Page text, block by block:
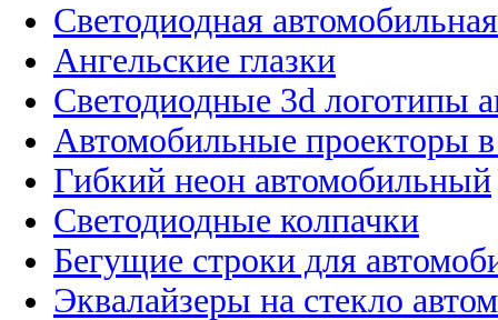
Светодиодная
Ангельские глазки
Светодиодные 3d логотипы
Автомобильные проекторы
Гибкий неон автомобильный
Светодиодные колпачки
Бегущие строки для
Эквалайзеры на стекло